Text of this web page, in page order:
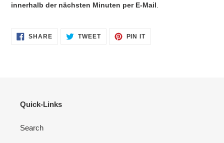
innerhalb der nächsten Minuten per E-Mail
SHARESHARE
ON
TWEETTWEET PIN ITPIN
Quick-Links
Search